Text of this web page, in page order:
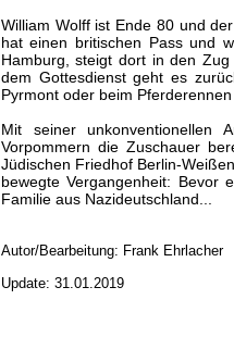
William Wolff ist Ende 80 und
hat einen britischen Pass und
Hamburg, steigt dort in den
dem Gottesdienst geht es
Pyrmont oder beim
Mit seiner unkonventionellen
Vorpommern die Zuschauer
Jüdischen Friedhof Berlin-
bewegte Vergangenheit:
Familie aus Nazideutschland...
Autor/Bearbeitung: Frank Ehrlacher
Update: 31.01.2019